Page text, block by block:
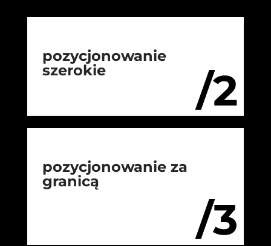
/2
pozycjonowanie
szerokie
/3
pozycjonowanie za
granicą